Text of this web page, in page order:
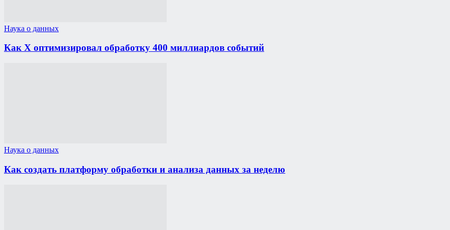
Наука о данных
Как X оптимизировал обработку 400 миллиардов событий
Наука о данных
Как создать платформу обработки и анализа данных за неделю